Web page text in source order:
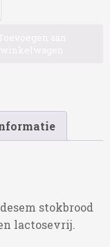
stokbrood
lactosevrij.